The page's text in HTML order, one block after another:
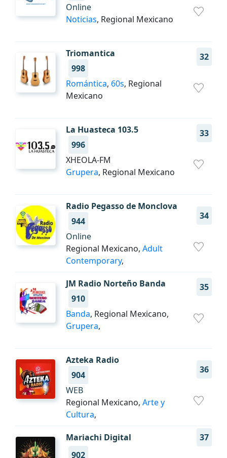
Online
Noticias, Regional Mexicano
Triomantica
32
998
Romántica, 60s, Regional
Mexicano
La Huasteca 103.5
33
996
XHEOLA-FM
Grupera, Regional Mexicano
Radio Pegasso de Monclova
34
944
Online
Regional Mexicano, Adult
Contemporary,
JM Radio Norteño Banda
35
910
Banda, Regional Mexicano,
Grupera,
Azteka Radio
36
904
WEB
Regional Mexicano, Arte y
Cultura,
Mariachi Digital
37
902